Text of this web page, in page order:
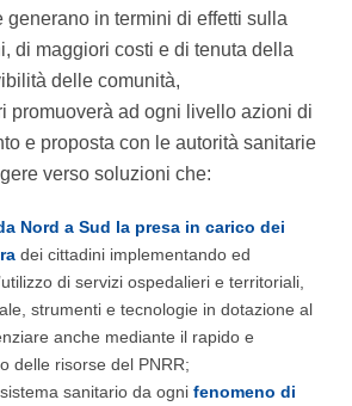
generano in termini di effetti sulla
di maggiori costi e di tenuta della
delle comunità,
promuoverà ad ogni livello azioni di
e proposta con le autorità sanitarie
verso soluzioni che:
Nord a Sud la presa in carico dei
dei cittadini implementando ed
di servizi ospedalieri e territoriali,
strumenti e tecnologie in dotazione al
anche mediante il rapido e
delle risorse del PNRR;
sanitario da ogni fenomeno di